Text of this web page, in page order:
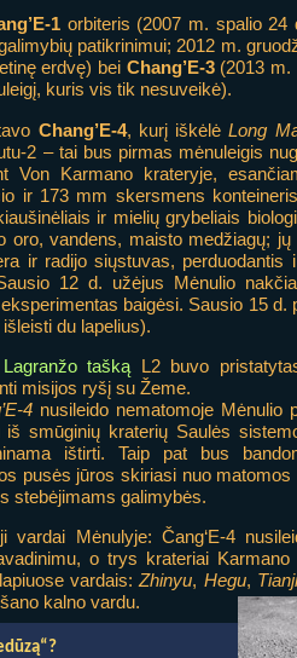
1 orbiteris (2007 m. spalio
patikrinimui; 2012 m.
erdvę) bei Chang’E-3(2013 m.
kuris vis tik nesuveikė).
Chang’E-4, kurį iškėlėLong
2 – tai bus pirmas mėnuleigis
Von Karmano krateryje,
ir 173 mm skersmens
ir mielių grybeliais
oro, vandens, maisto medžiagų;
ir radijo siųstuvas, perduodantis
12 d. užėjus Mėnulio
baigėsi. Sausio 15
du lapelius).
Lagranžo tašką L2 buvo
misijos ryšį su Žeme.
4 nusileido nematomoje Mėnulio
smūginių kraterių Saulės
ištirti. Taip pat bus
pusės jūros skiriasi nuo
stebėjimams galimybės.
vardai Mėnulyje: Čang‘E-4
o trys krateriai
vardais:Zhinyu, Hegu,
kalno vardu.